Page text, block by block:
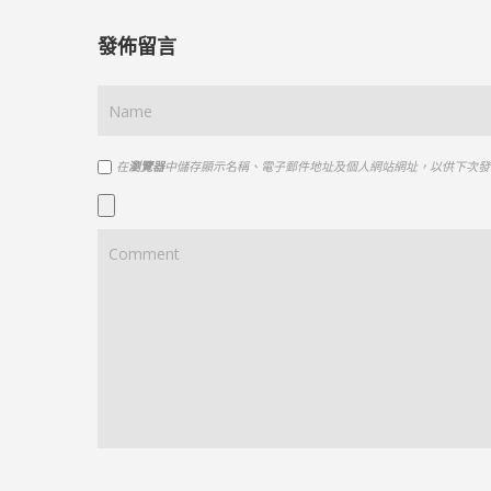
發佈留言
在瀏覽器中儲存顯示名稱、電子郵件地址及個人網站網址，以供下次